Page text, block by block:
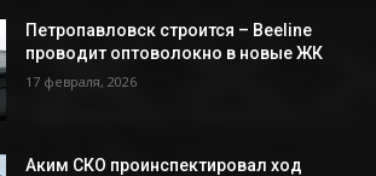
Петропавловск строится – Beeline
проводит оптоволокно в новые ЖК
17 февраля, 2026
Аким СКО проинспектировал ход